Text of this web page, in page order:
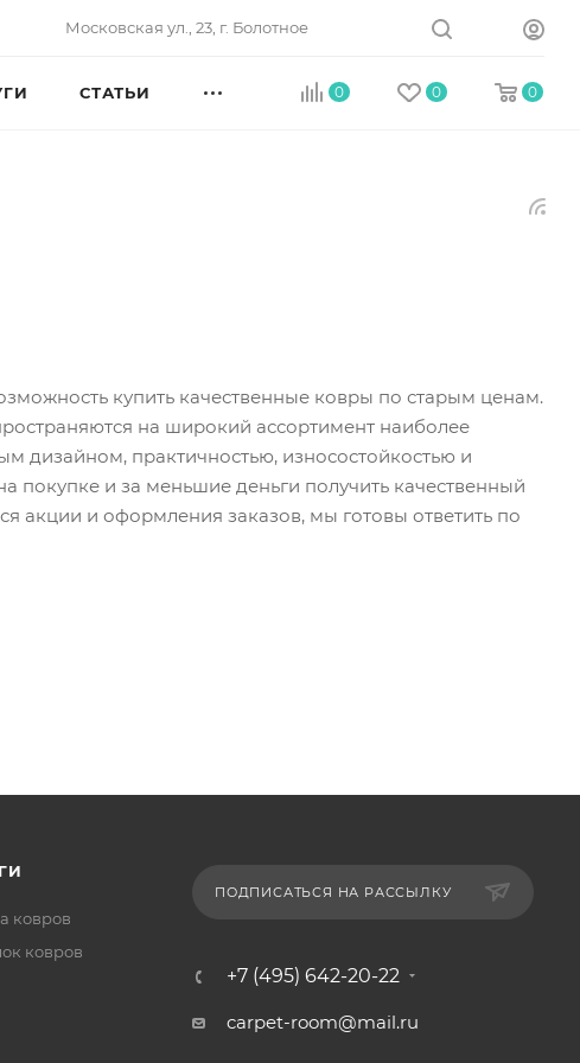
Московская ул., 23, г. Болотное
0 0 0
СТАТЬИ
купить качественные ковры по старым ценам.
на широкий ассортимент наиболее
дизайном, практичностью, износостойкостью и
покупке и за меньшие деньги получить качественный
и оформления заказов, мы готовы ответить по
ковров
ковров
ПОДПИСАТЬСЯ НА РАССЫЛКУ
+7 (495) 642-20-22
carpet-room@mail.ru